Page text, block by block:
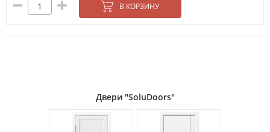
В КОРЗИНУ
Двери "SoluDoors"